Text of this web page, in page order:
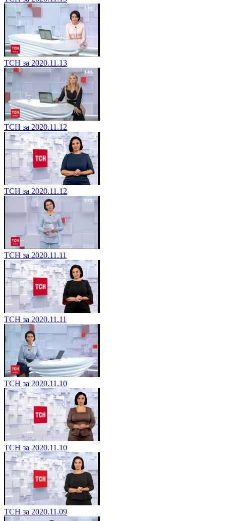
ТСН за 2020.11.13
ТСН за 2020.11.12
ТСН за 2020.11.12
ТСН за 2020.11.11
ТСН за 2020.11.11
ТСН за 2020.11.10
ТСН за 2020.11.10
ТСН за 2020.11.09